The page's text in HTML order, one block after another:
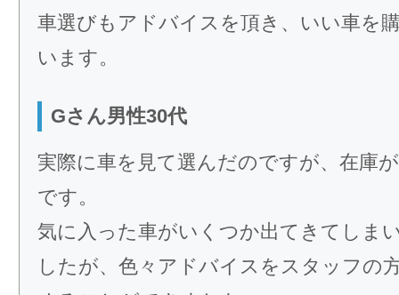
車選びもアドバイスを頂き、いい車を
います。
Gさん男性30代
実際に車を見て選んだのですが、在庫
です。
気に入った車がいくつか出てきてしま
したが、色々アドバイスをスタッフの